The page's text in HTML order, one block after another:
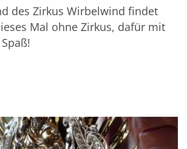
des Zirkus Wirbelwind findet
Mal ohne Zirkus, dafür mit